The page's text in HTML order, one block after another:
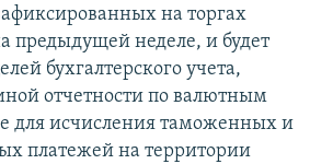
на торгах
предыдущей неделе, и будет
бухгалтерского учета,
отчетности по валютным
для исчисления таможенных и
платежей на территории